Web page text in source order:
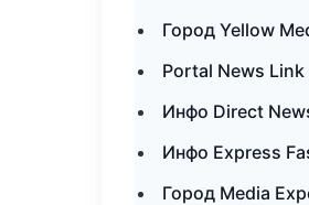
Город Yellow
Portal News
Инфо Direct
Инфо Express
Город Media